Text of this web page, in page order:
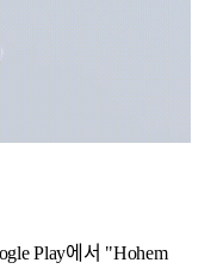
Play에서 "Hohem